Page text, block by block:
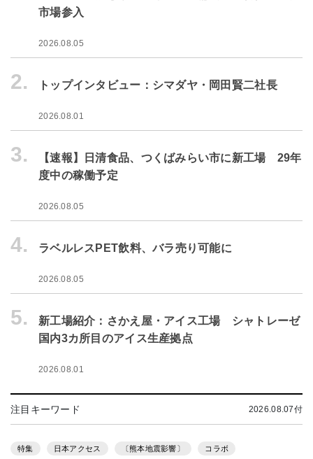
市場参入
2026.08.05
2. トップインタビュー：シマダヤ・岡田賢二社長
2026.08.01
3.
【速報】日清食品、つくばみらい市に新工場 29年
度中の稼働予定
2026.08.05
4. ラベルレスPET飲料、バラ売り可能に
2026.08.05
5.
新工場紹介：さかえ屋・アイス工場 シャトレーゼ
国内3カ所目のアイス生産拠点
2026.08.01
注目キーワード 2026.08.07付
特集 日本アクセス 〔熊本地震影響〕 コラボ